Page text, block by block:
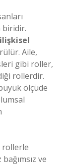
biridir.
ilişkisel
Aile,
gibi roller,
rollerdir.
ölçüde
rollerle
ve